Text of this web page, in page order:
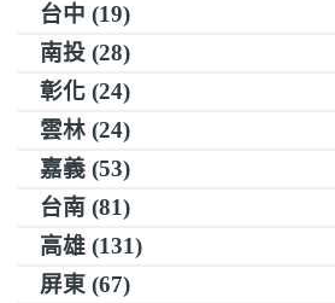
台中 (19)
南投 (28)
彰化 (24)
雲林 (24)
嘉義 (53)
台南 (81)
高雄 (131)
屏東 (67)